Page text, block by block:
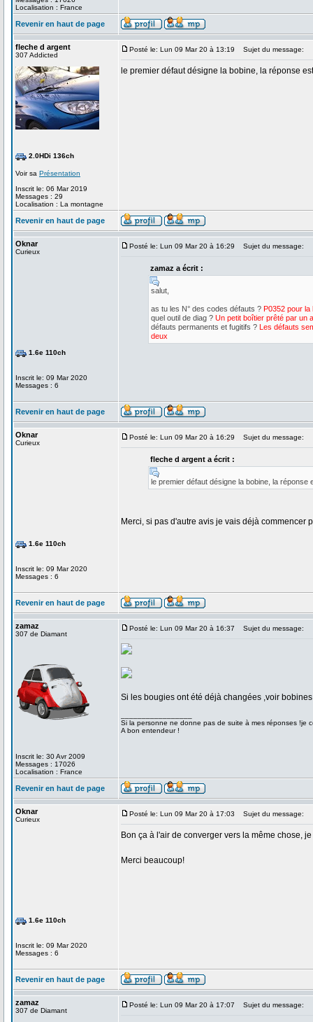
Localisation : France
Revenir en haut de page
fleche d argent
307 Addicted
2.0HDi 136ch
Voir sa Présentation
Inscrit le: 06 Mar 2019
Messages : 29
Localisation : La montagne
Posté le: Lun 09 Mar 20 à 13:19 Sujet du message:
le premier défaut désigne la bobine, la réponse
Revenir en haut de page
Oknar
Curieux
1.6e 110ch
Inscrit le: 09 Mar 2020
Messages : 6
Posté le: Lun 09 Mar 20 à 16:29 Sujet du message:
zamaz a écrit :
salut,
as tu les N° des codes défauts ? P0352 pour la
quel outil de diag ? Un petit boîtier prêté par un
défauts permanents et fugitifs ? Les défauts
deux
Revenir en haut de page
Oknar
Curieux
1.6e 110ch
Inscrit le: 09 Mar 2020
Messages : 6
Posté le: Lun 09 Mar 20 à 16:29 Sujet du message:
fleche d argent a écrit :
le premier défaut désigne la bobine, la réponse
Merci, si pas d'autre avis je vais déjà commencer
Revenir en haut de page
zamaz
307 de Diamant
Inscrit le: 30 Avr 2009
Messages : 17026
Localisation : France
Posté le: Lun 09 Mar 20 à 16:37 Sujet du message:
Si les bougies ont été déjà changées ,voir
Si la personne ne donne pas de suite à mes réponses !je
A bon entendeur !
Revenir en haut de page
Oknar
Curieux
1.6e 110ch
Inscrit le: 09 Mar 2020
Messages : 6
Posté le: Lun 09 Mar 20 à 17:03 Sujet du message:
Bon ça à l'air de converger vers la même chose,
Merci beaucoup!
Revenir en haut de page
zamaz
307 de Diamant
Posté le: Lun 09 Mar 20 à 17:07 Sujet du message: